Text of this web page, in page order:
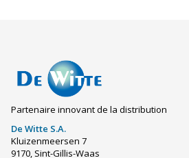
Partenaire innovant de la distribution
De Witte S.A.
Kluizenmeersen 7
9170, Sint-Gillis-Waas